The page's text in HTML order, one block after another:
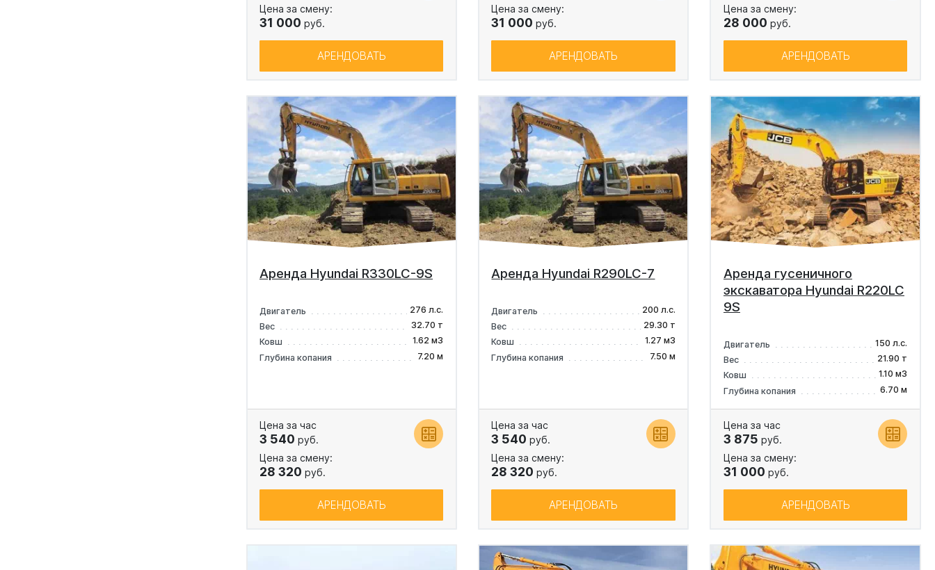
Цена за смену:
31 000 руб.
АРЕНДОВАТЬ
Цена за смену:
31 000 руб.
АРЕНДОВАТЬ
Цена за смену:
28 000 руб.
АРЕНДОВАТЬ
Аренда Hyundai R330LC-9S
Двигатель
276 л.с.
Вес
32.70 т
Ковш
1.62 м3
Глубина копания
7.20 м
Цена за час
3 540 руб.
Цена за смену:
28 320 руб.
АРЕНДОВАТЬ
Аренда Hyundai R290LC-7
Двигатель
200 л.с.
Вес
29.30 т
Ковш
1.27 м3
Глубина копания
7.50 м
Цена за час
3 540 руб.
Цена за смену:
28 320 руб.
АРЕНДОВАТЬ
Аренда гусеничного
экскаватора Hyundai R220LC
9S
Двигатель
150 л.с.
Вес
21.90 т
Ковш
1.10 м3
Глубина копания
6.70 м
Цена за час
3 875 руб.
Цена за смену:
31 000 руб.
АРЕНДОВАТЬ